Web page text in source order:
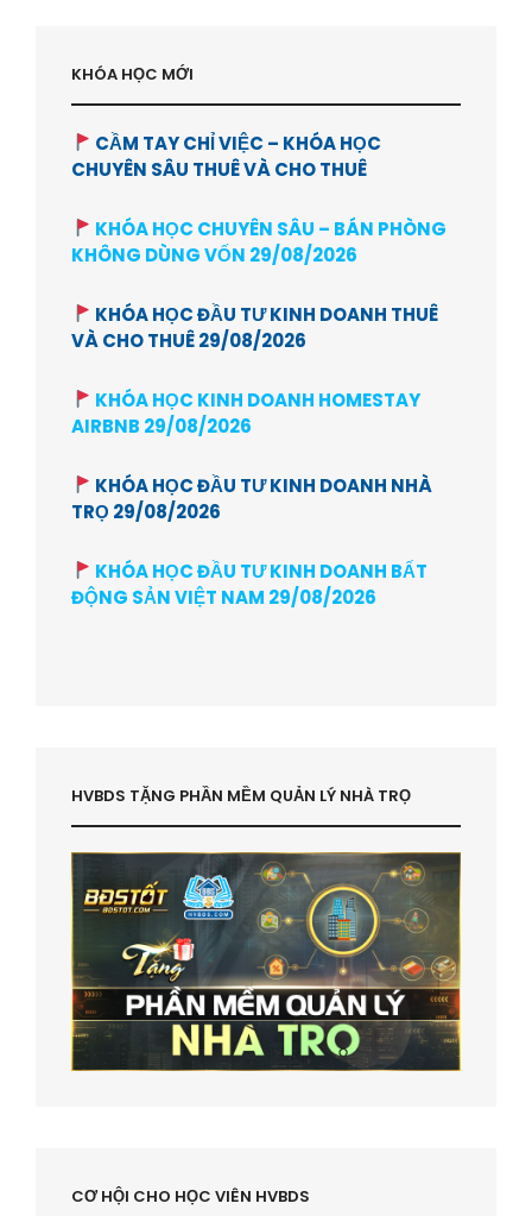
KHÓA HỌC MỚI
CẦM TAY CHỈ VIỆC – KHÓA HỌC
CHUYÊN SÂU THUÊ VÀ CHO THUÊ
KHÓA HỌC CHUYÊN SÂU – BÁN PHÒNG
KHÔNG DÙNG VỐN 29/08/2026
KHÓA HỌC ĐẦU TƯ KINH DOANH THUÊ
VÀ CHO THUÊ 29/08/2026
KHÓA HỌC KINH DOANH HOMESTAY
AIRBNB 29/08/2026
KHÓA HỌC ĐẦU TƯ KINH DOANH NHÀ
TRỌ 29/08/2026
KHÓA HỌC ĐẦU TƯ KINH DOANH BẤT
ĐỘNG SẢN VIỆT NAM 29/08/2026
HVBDS TẶNG PHẦN MỀM QUẢN LÝ NHÀ TRỌ
CƠ HỘI CHO HỌC VIÊN HVBDS